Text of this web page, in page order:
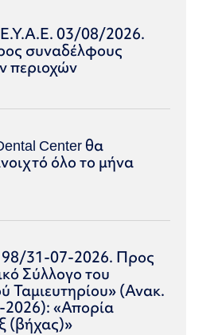
03/08/2026.
συναδέλφους
περιοχών
Center θα
όλο το μήνα
31-07-2026. Προς
Σύλλογο του
Ταμιευτηρίου» (Ανακ.
«Απορία
(βήχας)»